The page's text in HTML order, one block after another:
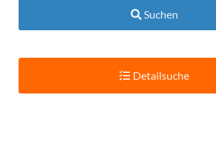
Suchen
Detailsuche